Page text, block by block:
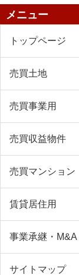
メニュー
トップページ
売買土地
売買事業用
売買収益物件
売買マンション
賃貸居住用
事業承継・M&A
サイトマップ